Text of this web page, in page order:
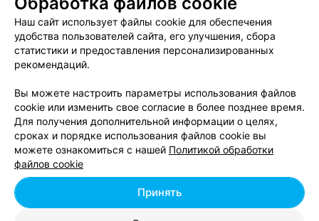
Публичный договор по использованию сервиса
«Афиша»
Пользовательское соглашение
Связаться по вопросам сотрудничества
Написать руководителю relax.by
Персональные настройки cookie
Обработка персональных данных
© 2026 ООО «Артокс Лаб», УНП 191700409, регистрирующий орган -
Наш сайт использует файлы cookie для обеспечения
удобства пользователей сайта, его улучшения, сбора
статистики и предоставления персонализированных
рекомендаций.
Вы можете настроить параметры использования файлов
cookie или изменить свое согласие в более позднее время.
Для получения дополнительной информации о целях,
сроках и порядке использования файлов cookie вы
можете ознакомиться с нашей Политикой обработки
файлов cookie
Принять